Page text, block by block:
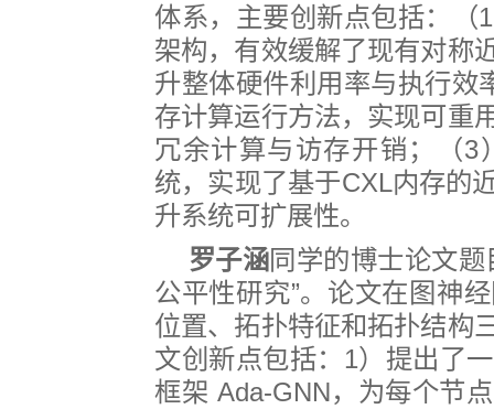
体系，主要创新点包括：（1
架构，有效缓解了现有对称
升整体硬件利用率与执行效
存计算运行方法，实现可重
冗余计算与访存开销；（3
统，实现了基于CXL内存的
升系统可扩展性。
罗子涵同学的博士论文
公平性研究”。论文在图神
位置、拓扑特征和拓扑结构
文创新点包括： 1）提出了
框架 Ada-GNN，为每个节